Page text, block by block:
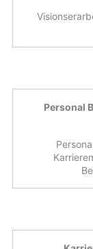
Personal